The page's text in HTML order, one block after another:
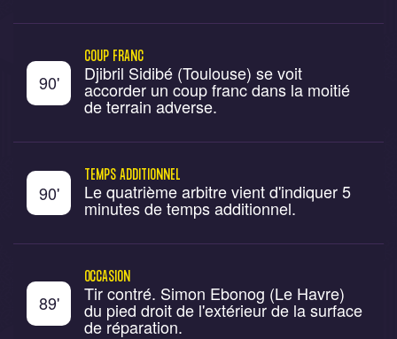
90'
COUP FRANC
Djibril Sidibé (Toulouse) se voit
accorder un coup franc dans la moitié
de terrain adverse.
90'
TEMPS ADDITIONNEL
Le quatrième arbitre vient d'indiquer 5
minutes de temps additionnel.
89'
OCCASION
Tir contré. Simon Ebonog (Le Havre)
du pied droit de l'extérieur de la surface
de réparation.